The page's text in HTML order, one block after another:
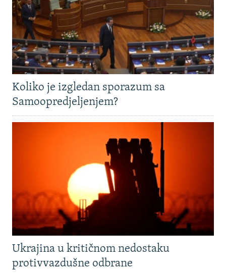
Koliko je izgledan sporazum sa
Samoopredjeljenjem?
Ukrajina u kritičnom nedostaku
protivvazdušne odbrane